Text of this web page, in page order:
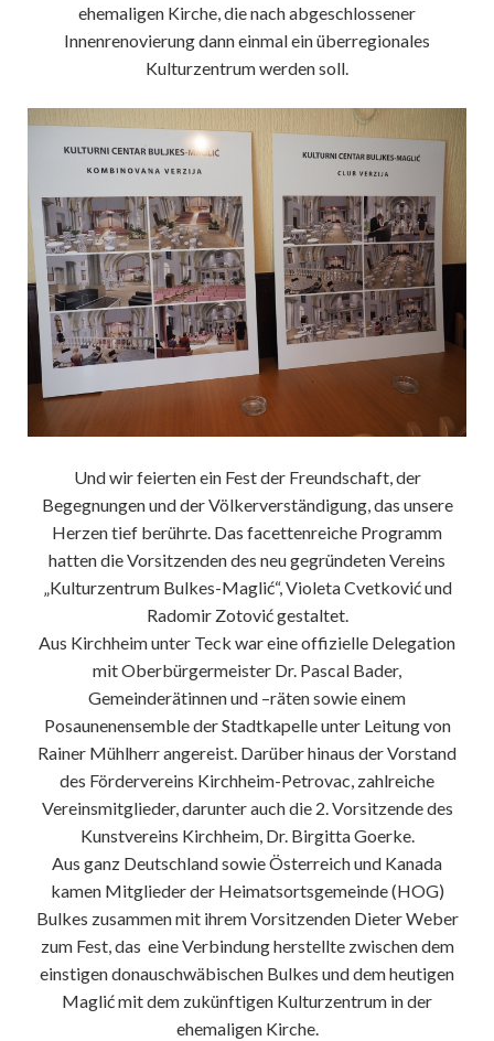
ehemaligen Kirche, die nach abgeschlossener
Innenrenovierung dann einmal ein überregionales
Kulturzentrum werden soll.
Und wir feierten ein Fest der Freundschaft, der
Begegnungen und der Völkerverständigung, das unsere
Herzen tief berührte. Das facettenreiche Programm
hatten die Vorsitzenden des neu gegründeten Vereins
„Kulturzentrum Bulkes-Maglić“, Violeta Cvetković und
Radomir Zotović gestaltet.
Aus Kirchheim unter Teck war eine offizielle Delegation
mit Oberbürgermeister Dr. Pascal Bader,
Gemeinderätinnen und –räten sowie einem
Posaunenensemble der Stadtkapelle unter Leitung von
Rainer Mühlherr angereist. Darüber hinaus der Vorstand
des Fördervereins Kirchheim-Petrovac, zahlreiche
Vereinsmitglieder, darunter auch die 2. Vorsitzende des
Kunstvereins Kirchheim, Dr. Birgitta Goerke.
Aus ganz Deutschland sowie Österreich und Kanada
kamen Mitglieder der Heimatsortsgemeinde (HOG)
Bulkes zusammen mit ihrem Vorsitzenden Dieter Weber
zum Fest, das eine Verbindung herstellte zwischen dem
einstigen donauschwäbischen Bulkes und dem heutigen
Maglić mit dem zukünftigen Kulturzentrum in der
ehemaligen Kirche.